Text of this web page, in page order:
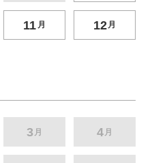
11 月 12月
3 月 4 月